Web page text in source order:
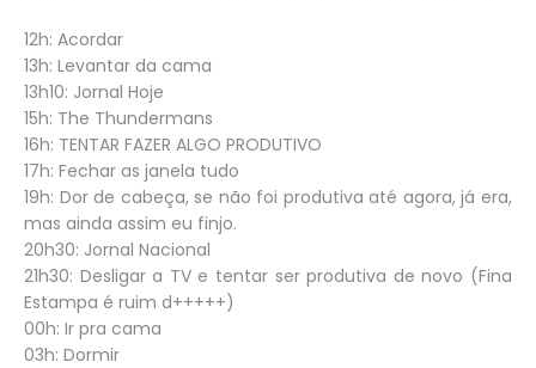
12h: Acordar
13h: Levantar da cama
13h10: Jornal Hoje
15h: The Thundermans
16h: TENTAR FAZER ALGO PRODUTIVO
17h: Fechar as janela tudo
19h: Dor de cabeça, se não foi produtiva até agora, já era,
mas ainda assim eu finjo.
20h30: Jornal Nacional
21h30: Desligar a TV e tentar ser produtiva de novo (Fina
Estampa é ruim d+++++)
00h: Ir pra cama
03h: Dormir